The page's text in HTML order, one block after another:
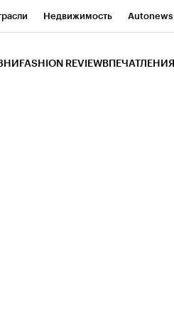
Недвижимость Autonews
FASHION REVIEW ВПЕЧАТЛЕНИЯ